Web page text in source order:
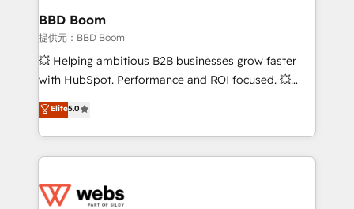
Custom APIs and third-party integrations 📈 End-to-
End Revenue Acceleration • Lifecycle marketing and
pipeline growth programs • Sales enablement tools
and CRM optimization • Retention strategies with
Execution • 750+ onboardings and 2,000+
implementations • Deep expertise across marketing,
BBD Boom
提供元：BBD Boom
💥 Helping ambitious B2B businesses grow faster
with HubSpot. Performance and ROI focused. 💥
BBD Boom is the HubSpot partner that can help you
to HubSpot Better. We work with your teams to
solve all your HubSpot challenges and improve user
adoption, sales process and marketing results.
the first time 🔧 Designing and optimising your
Elite5.0